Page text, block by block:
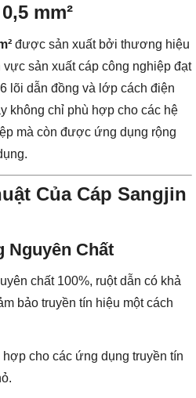
mm²
được sản xuất bởi thương hiệu
sản xuất cáp công nghiệp đạt
lõi dẫn đồng và lớp cách điện
không chỉ phù hợp cho các hệ
mà còn được ứng dụng rộng
Của Cáp Sangjin
Nguyên Chất
chất 100%, ruột dẫn có khả
bảo truyền tín hiệu một cách
hợp cho các ứng dụng truyền tín